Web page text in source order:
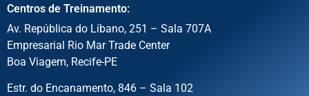
Centros de Treinamento:
Av. República do Líbano, 251 – Sala 707A
Empresarial Rio Mar Trade Center
Boa Viagem, Recife-PE
Estr. do Encanamento, 846 – Sala 102